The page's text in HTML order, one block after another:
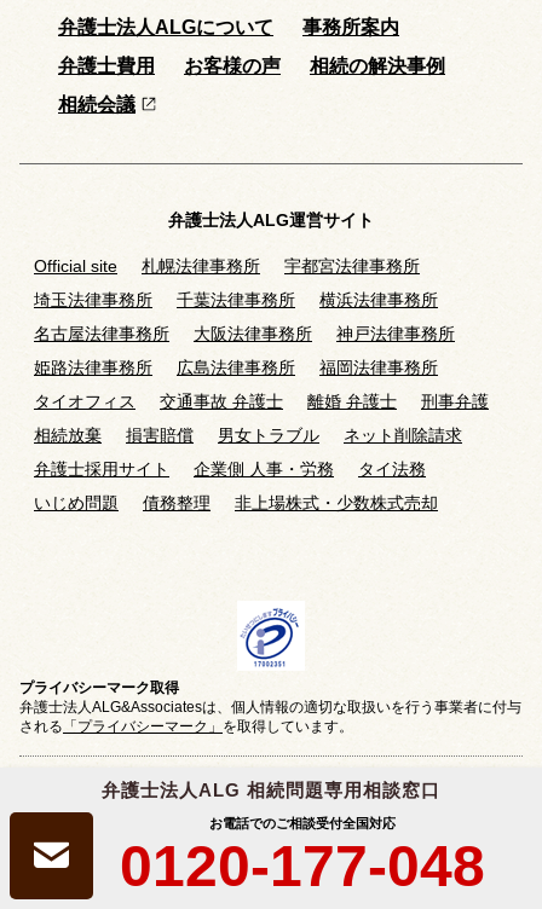
弁護士法人ALG 相続問題専用相談窓口
お電話でのご相談受付全国対応
0120-177-048
弁護士法人ALGについて
事務所案内
弁護士費用
お客様の声
相続の解決事例
相続会議
弁護士法人ALG運営サイト
Official site 札幌法律事務所
宇都宮法律事務所
埼玉法律事務所
千葉法律事務所
横浜法律事務所
名古屋法律事務所
大阪法律事務所
神戸法律事務所
姫路法律事務所
広島法律事務所
福岡法律事務所
タイオフィス
交通事故 弁護士 離婚 弁護士
刑事弁護
相続放棄
損害賠償 男女トラブル
ネット削除請求
弁護士採用サイト
企業側 人事・労務
タイ法務
いじめ問題
債務整理 非上場株式・少数株式売却
プライバシーマーク取得
弁護士法人ALG&Associatesは、個人情報の適切な取扱いを行う事業者に付与
される 「プライバシーマーク」 を取得しています。
クレジットカード決済対応
プライバシーポリシー